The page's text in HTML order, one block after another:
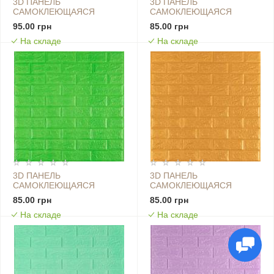
САМОКЛЕЮЩАЯСЯ
700X770X5ММ КИРПИЧ
ЖЕЛТО-ПЕСОЧНЫЙ (009-
5) SW-00000028
95.00 грн
На складе
САМОКЛЕЮЩАЯСЯ
700X770X5ММ КИРПИЧ
ЖЕЛТЫЙ (010-5) SW-
00000146
85.00 грн
На складе
3D ПАНЕЛЬ
САМОКЛЕЮЩАЯСЯ
700X770X5ММ КИРПИЧ
ЗЕЛЕНЫЙ (013-5) SW-
00000149
85.00 грн
На складе
3D ПАНЕЛЬ
САМОКЛЕЮЩАЯСЯ
700X770X5ММ КИРПИЧ
ЗОЛОТО (011-5) SW-
00000147
85.00 грн
На складе